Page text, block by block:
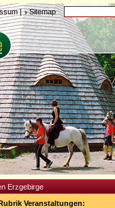
| Sitemap
Erzgebirge
Veranstaltungen: